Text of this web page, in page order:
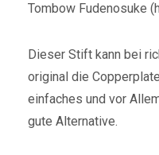
Tombow Fudenosuke
Dieser Stift kann bei
original die
einfaches und vor
gute Alternative.